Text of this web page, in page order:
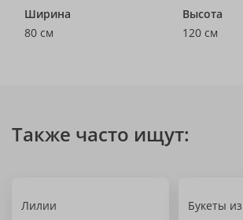
Ширина
80 см
Высота
120 см
Также часто ищут:
Лилии Букеты